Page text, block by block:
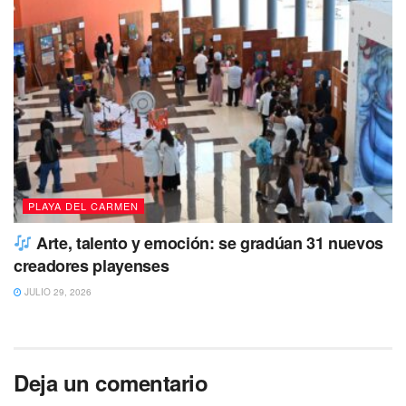
municipio de
Quintana Rooque cuenta con cinco centros
de salud, un dispensario en Jacinto Canek y un centro de
salud mental pagados con impuestos de los solidarenses.
#InfórmateDebido a la formación del ciclón
tropical “Quince”, se ha emitido la alerta azul
para el sur de Quintana Roo, que
corresponde a acercamiento y peligro
mínimo. https://t.co/0WUJR6ISyE
— playaaldia (@playaaldia)October 31,
2022
PLAYA DEL CARMEN
Arte, talento y emoción: se gradúan 31 nuevos
creadores playenses
JULIO 29, 2026
Deja un comentario